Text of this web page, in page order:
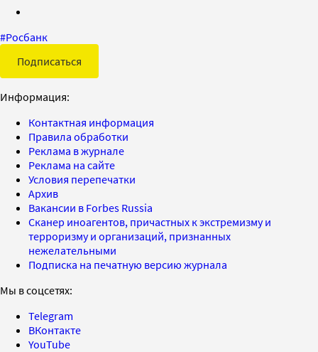
#Росбанк
Подписаться
Информация:
Контактная информация
Правила обработки
Реклама в журнале
Реклама на сайте
Условия перепечатки
Архив
Вакансии в Forbes Russia
Сканер иноагентов, причастных к экстремизму и
терроризму и организаций, признанных
нежелательными
Подписка на печатную версию журнала
Мы в соцсетях:
Telegram
ВКонтакте
YouTube